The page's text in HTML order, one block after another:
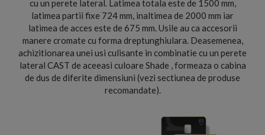
cu un perete lateral. Latimea totala este de 1500 mm,
latimea partii fixe 724 mm, inaltimea de 2000 mm iar
latimea de acces este de 675 mm. Usile au ca accesorii
manere cromate cu forma dreptunghiulara. Deasemenea,
achizitionarea unei usi culisante in combinatie cu un perete
lateral CAST de aceeasi culoare Shade , formeaza o cabina
de dus de diferite dimensiuni (vezi sectiunea de produse
recomandate).